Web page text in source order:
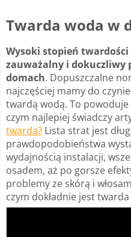
Twarda woda w
Wysoki stopień twardości
zauważalny i dokuczliwy
domach. Dopuszczalne
najczęściej mamy do
twardą wodą. To
czym najlepiej świadczy
twarda? Lista strat jest
prawdopodobieństwa
wydajnością instalacji,
osadem, aż po gorsze
problemy ze skórą i
czym dokładnie jest